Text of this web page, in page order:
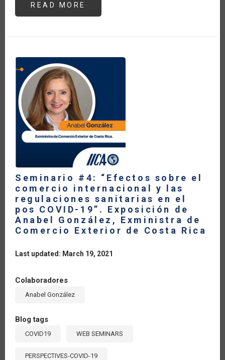
READ MORE
DE
POLÍTICA
PARA
CONFRONTAR
EL
DAÑO
DEL
COVID-
19
Seminario #4: “Efectos sobre el
comercio internacional y las
regulaciones sanitarias en el
pos COVID-19”. Exposición de
Anabel González, Exministra de
Comercio Exterior de Costa Rica
Last updated: March 19, 2021
Colaboradores
Anabel González
Blog tags
COVID19 WEB SEMINARS
PERSPECTIVES-COVID-19